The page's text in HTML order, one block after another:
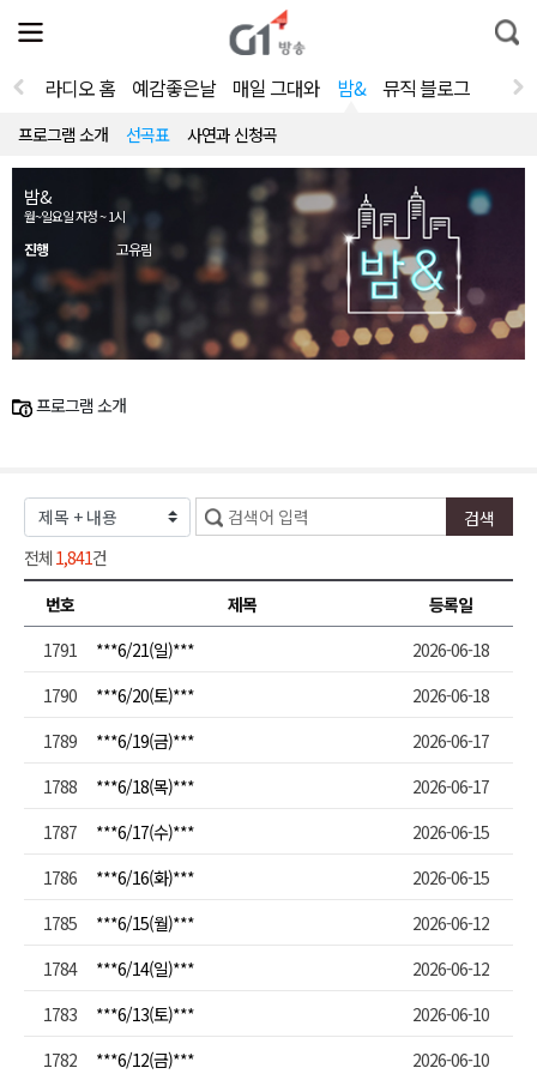
전
체
뉴
열
통
합
라디오 홈 예감좋은날 매일 그대와 밤& 뮤직 블로그
프로그램 소개 선곡표 사연과 신청곡
밤&
월~일요일 자정 ~ 1시
진행 고유림
프로그램 소개
전체 1,841건
번호
제목
등록일
1791
***6/21(일)***
2026-06-18
1790
***6/20(토)***
2026-06-18
1789
***6/19(금)***
2026-06-17
1788
***6/18(목)***
2026-06-17
1787
***6/17(수)***
2026-06-15
1786
***6/16(화)***
2026-06-15
1785
***6/15(월)***
2026-06-12
1784
***6/14(일)***
2026-06-12
1783
***6/13(토)***
2026-06-10
1782
***6/12(금)*** 2026-06-10